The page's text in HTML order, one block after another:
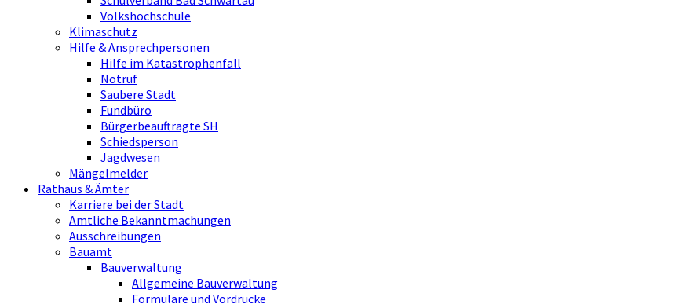
Volkshochschule
Klimaschutz
Hilfe & Ansprechpersonen
Hilfe im Katastrophenfall
Notruf
Saubere Stadt
Fundbüro
Bürgerbeauftragte SH
Schiedsperson
Jagdwesen
Mängelmelder
Rathaus & Ämter
Karriere bei der Stadt
Amtliche Bekanntmachungen
Ausschreibungen
Bauamt
Bauverwaltung
Allgemeine Bauverwaltung
Formulare und Vordrucke